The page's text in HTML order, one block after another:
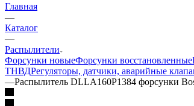
Главная
—
Каталог
—
Распылители
Форсунки новыеФорсунки восстановленные
ТНВДРегуляторы, датчики, аварийные
—Распылитель DLLA160P1384 форсунки